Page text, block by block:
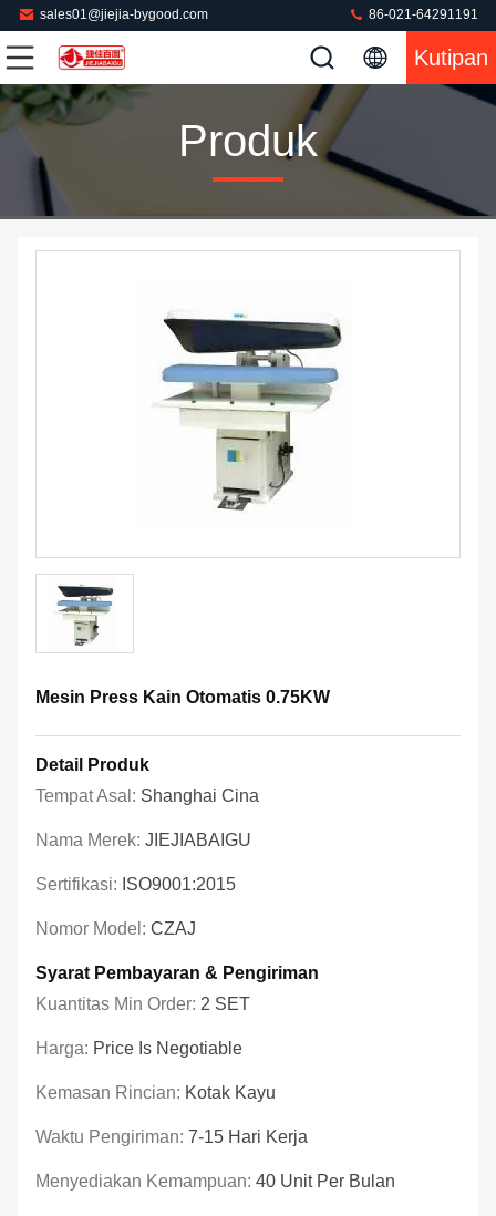
sales01@jiejia-bygood.com 86-021-64291191
Kutipan
Produk
Mesin Press Kain Otomatis 0.75KW
Detail Produk
Tempat Asal: Shanghai Cina
Nama Merek: JIEJIABAIGU
Sertifikasi: ISO9001:2015
Nomor Model: CZAJ
Syarat Pembayaran & Pengiriman
Kuantitas Min Order: 2 SET
Harga: Price Is Negotiable
Kemasan Rincian: Kotak Kayu
Waktu Pengiriman: 7-15 Hari Kerja
Menyediakan Kemampuan: 40 Unit Per Bulan